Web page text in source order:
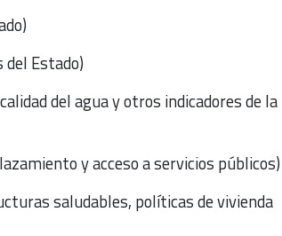
del Estado)
del agua y otros indicadores de la
y acceso a servicios públicos)
saludables, políticas de vivienda